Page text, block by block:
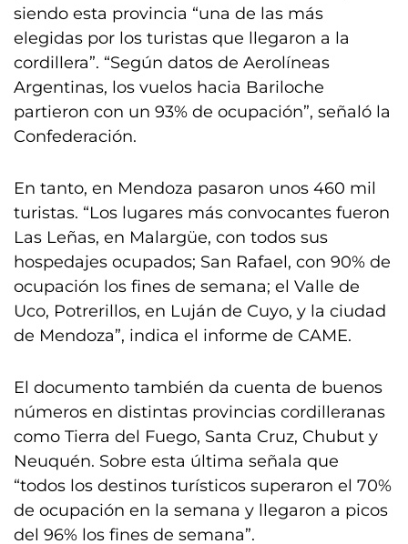
siendo esta provincia “una de las más
elegidas por los turistas que llegaron a la
cordillera”. “Según datos de Aerolíneas
Argentinas, los vuelos hacia Bariloche
partieron con un 93% de ocupación”, señaló la
Confederación.
En tanto, en Mendoza pasaron unos 460 mil
turistas. “Los lugares más convocantes fueron
Las Leñas, en Malargüe, con todos sus
hospedajes ocupados; San Rafael, con 90% de
ocupación los fines de semana; el Valle de
Uco, Potrerillos, en Luján de Cuyo, y la ciudad
de Mendoza”, indica el informe de CAME.
El documento también da cuenta de buenos
números en distintas provincias cordilleranas
como Tierra del Fuego, Santa Cruz, Chubut y
Neuquén. Sobre esta última señala que
“todos los destinos turísticos superaron el 70%
de ocupación en la semana y llegaron a picos
del 96% los fines de semana”.